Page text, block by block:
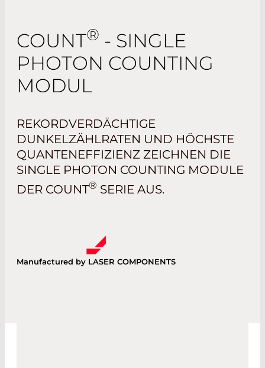
Manufactured by LASER COMPONENTS
COUNT® - SINGLE
PHOTON COUNTING
MODUL
REKORDVERDÄCHTIGE
DUNKELZÄHLRATEN UND HÖCHSTE
QUANTENEFFIZIENZ ZEICHNEN DIE
SINGLE PHOTON COUNTING MODULE
DER COUNT® SERIE AUS.